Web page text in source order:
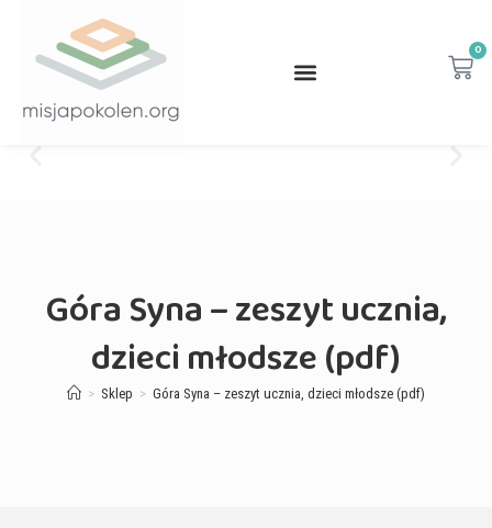
0
Góra Syna – zeszyt ucznia,
dzieci młodsze (pdf)
> Sklep > Góra Syna – zeszyt ucznia, dzieci młodsze (pdf)